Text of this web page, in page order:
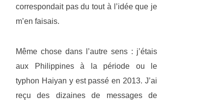
correspondait pas du tout à l’idée que je
m’en faisais.
Même chose dans l’autre sens : j’étais
aux Philippines à la période ou le
typhon Haiyan y est passé en 2013. J’ai
reçu des dizaines de messages de